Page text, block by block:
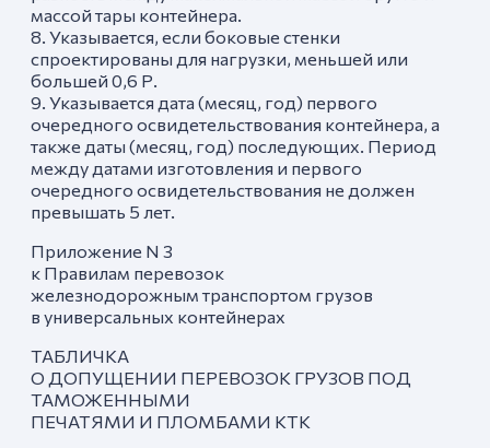
массой тары контейнера.
8. Указывается, если боковые стенки
спроектированы для нагрузки, меньшей или
большей 0,6 Р.
9. Указывается дата (месяц, год) первого
очередного освидетельствования контейнера, а
также даты (месяц, год) последующих. Период
между датами изготовления и первого
очередного освидетельствования не должен
превышать 5 лет.
Приложение N 3
к Правилам перевозок
железнодорожным транспортом грузов
в универсальных контейнерах
ТАБЛИЧКА
О ДОПУЩЕНИИ ПЕРЕВОЗОК ГРУЗОВ ПОД
ТАМОЖЕННЫМИ
ПЕЧАТЯМИ И ПЛОМБАМИ КТК